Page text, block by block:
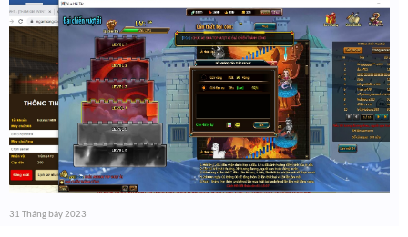
31 Tháng bảy 2023